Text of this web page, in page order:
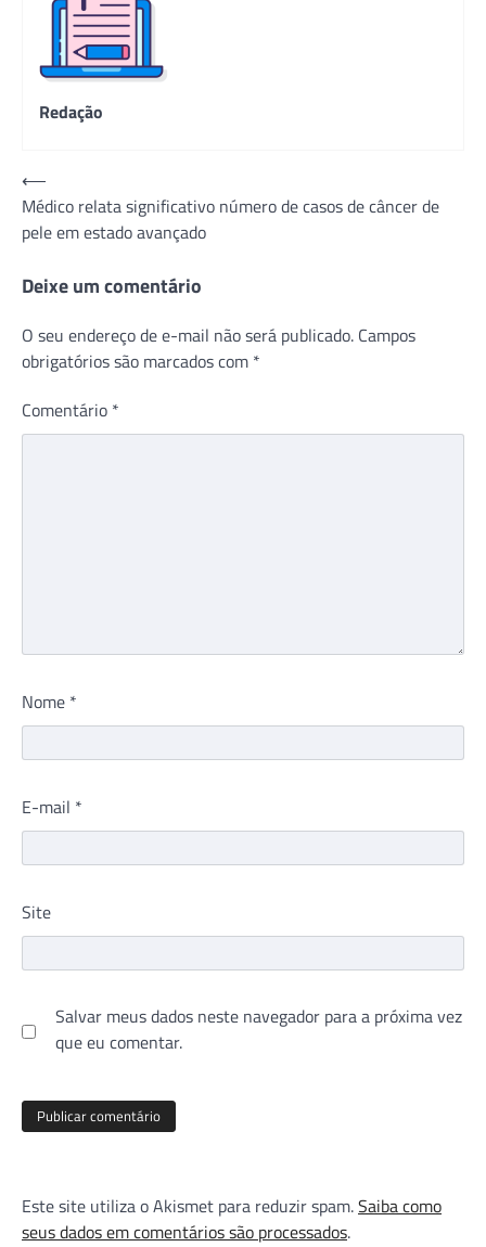
Redação
Navegação
de
Post
⟵
Médico relata significativo número de casos de câncer de
pele em estado avançado
Deixe um comentário
O seu endereço de e-mail não será publicado. Campos
obrigatórios são marcados com *
Comentário *
Nome *
E-mail *
Site
Salvar meus dados neste navegador para a próxima vez
que eu comentar.
Este site utiliza o Akismet para reduzir spam.Saiba como
seus dados em comentários são processados.